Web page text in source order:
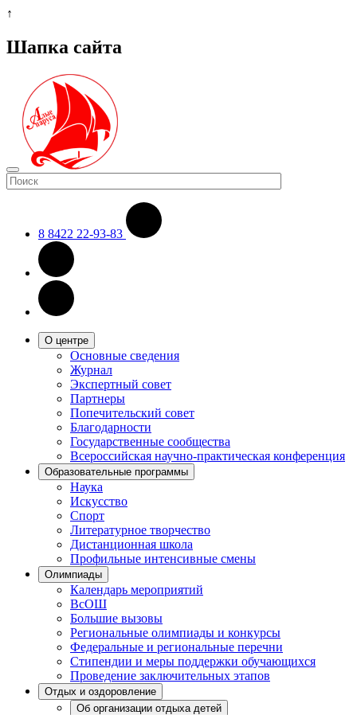
↑
Шапка сайта
8 8422 22-93-83
О центре
Основные сведения
Журнал
Экспертный совет
Партнеры
Попечительский совет
Благодарности
Государственные сообщества
Всероссийская научно-практическая конференция
Образовательные программы
Наука
Искусство
Спорт
Литературное творчество
Дистанционная школа
Профильные интенсивные смены
Олимпиады
Календарь мероприятий
ВсОШ
Большие вызовы
Региональные олимпиады и конкурсы
Федеральные и региональные перечни
Стипендии и меры поддержки обучающихся
Проведение заключительных этапов
Отдых и оздоровление
Об организации отдыха детей